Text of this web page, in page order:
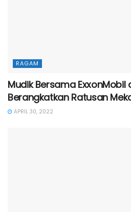
RAGAM
Mudik Bersama ExxonMobil
Berangkatkan Ratusan
APRIL 30, 2022